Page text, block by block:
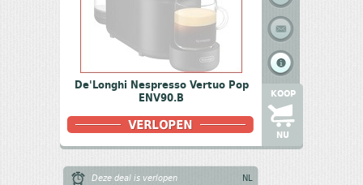
De'Longhi Nespresso Vertuo Pop
ENV90.B
KOOP
NU
Deze deal is verlopen NL